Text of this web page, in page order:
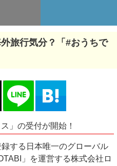
旅行気分？「#おうちで
」の受付が開始！
する日本唯一のグローバル
」を運営する株式会社ロ